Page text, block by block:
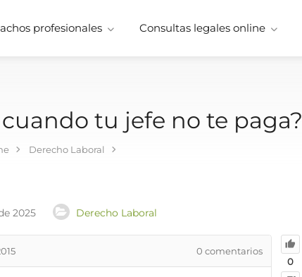
profesionales Consultas legales online
tu jefe no te paga?
Derecho Laboral
2025 Derecho Laboral
0
0 comentarios